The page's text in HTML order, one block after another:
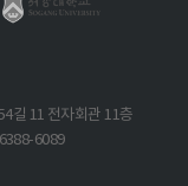
길 11 전자회관 11층
6089